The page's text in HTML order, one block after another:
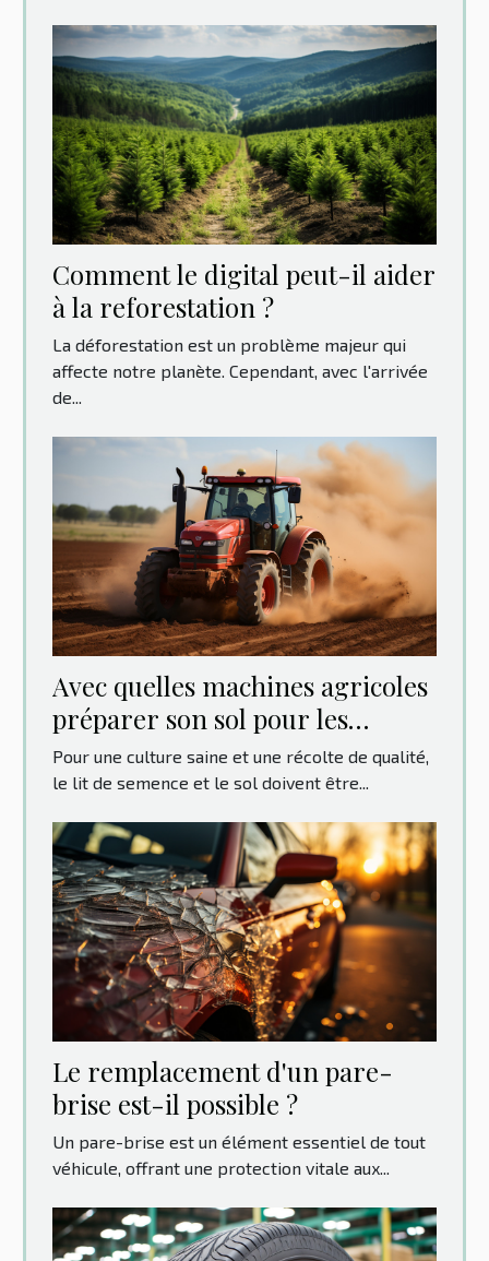
Comment le digital peut-il aider
à la reforestation ?
La déforestation est un problème majeur qui
affecte notre planète. Cependant, avec l'arrivée
de...
Avec quelles machines agricoles
préparer son sol pour les
cultures ?
Pour une culture saine et une récolte de qualité,
le lit de semence et le sol doivent être...
Le remplacement d'un pare-
brise est-il possible ?
Un pare-brise est un élément essentiel de tout
véhicule, offrant une protection vitale aux...